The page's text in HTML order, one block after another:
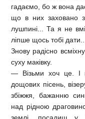
гадаємо, бо ж вона
що в них заховано
лушпині... Та я не
ліпше щось тобі дати...
Знову радісно
суху маківку.
— Візьми хоч це. І
дощових пісень,
збіжжя, бажанню
над рідною